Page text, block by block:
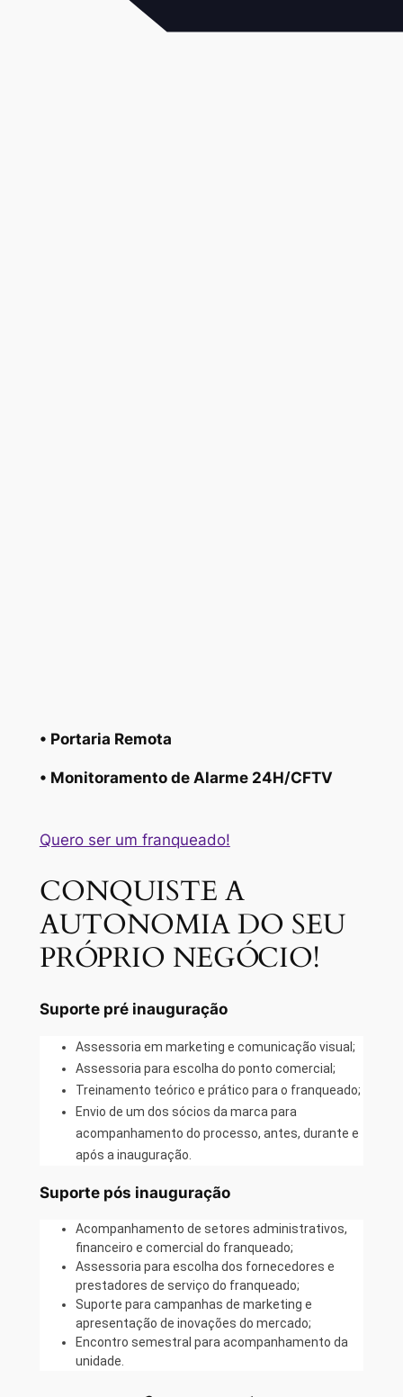
• Portaria Remota
• Monitoramento de Alarme 24H/CFTV
Quero ser um franqueado!
CONQUISTE A
AUTONOMIA DO SEU
PRÓPRIO NEGÓCIO!
Suporte pré inauguração
Assessoria em marketing e comunicação visual;
Assessoria para escolha do ponto comercial;
Treinamento teórico e prático para o franqueado;
Envio de um dos sócios da marca para
acompanhamento do processo, antes, durante e
após a inauguração.
Suporte pós inauguração
Acompanhamento de setores administrativos,
financeiro e comercial do franqueado;
Assessoria para escolha dos fornecedores e
prestadores de serviço do franqueado;
Suporte para campanhas de marketing e
apresentação de inovações do mercado;
Encontro semestral para acompanhamento da
unidade.